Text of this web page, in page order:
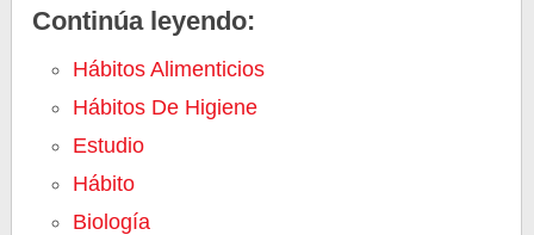
Continúa leyendo:
Hábitos Alimenticios
Hábitos De Higiene
Estudio
Hábito
Biología